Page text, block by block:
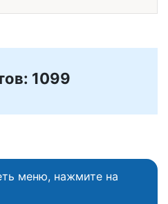
1099
меню, нажмите на